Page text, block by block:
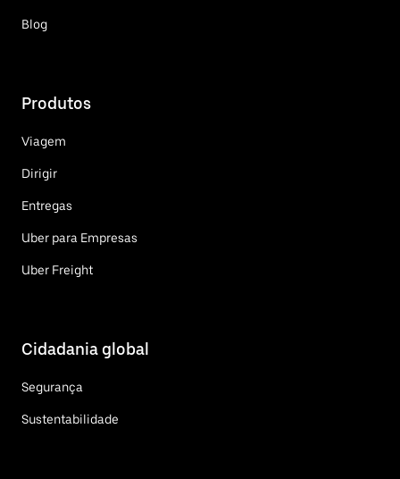
Blog
Produtos
Viagem
Dirigir
Entregas
Uber para Empresas
Uber Freight
Cidadania global
Segurança
Sustentabilidade